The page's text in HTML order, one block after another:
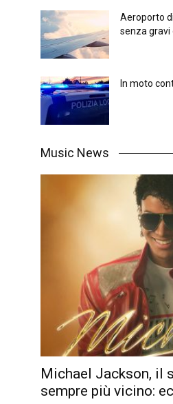
Aeroporto
senza gravi
In moto
Music News
Michael Jackson, il
sempre più vicino: